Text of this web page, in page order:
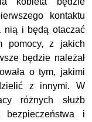
kontaktu
nią i będą otaczać
pomocy, z jakich
będzie należał
o tym, jakimi
z innymi. W
różnych służb
i